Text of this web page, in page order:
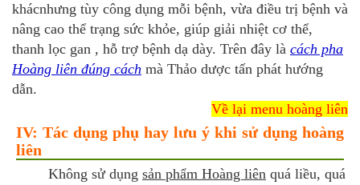
khácnhưng tùy công dụng mỗi bệnh, vừa điều trị bệnh và
nâng cao thể trạng sức khỏe, giúp giải nhiệt cơ thể,
thanh lọc gan , hỗ trợ bệnh dạ dày. Trên đây là cách pha
Hoàng liên đúng cách mà Thảo dược tấn phát hướng
dẫn.
Về lại menu hoàng liên
IV: Tác dụng phụ hay lưu ý khi sử dụng hoàng
liên
Không sử dụng sản phẩm Hoàng liên quá liều, quá